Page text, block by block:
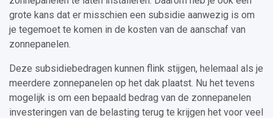
grote kans dat er misschien een subsidie aanwezig is om
je tegemoet te komen in de kosten van de aanschaf van
zonnepanelen.
Deze subsidiebedragen kunnen flink stijgen, helemaal als je
meerdere zonnepanelen op het dak plaatst. Nu het tevens
mogelijk is om een bepaald bedrag van de zonnepanelen
investeringen van de belasting terug te krijgen het voor veel